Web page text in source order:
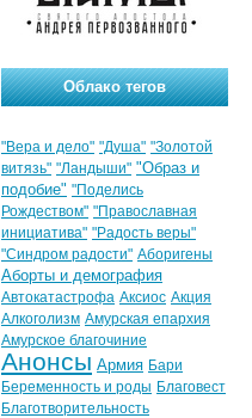
Облако тегов
"Вера и дело" "Душа" "Золотой
витязь" "Ландыши" "Образ и
подобие" "Поделись
Рождеством" "Православная
инициатива" "Радость веры"
"Синдром радости" Аборигены
Аборты и демография
Автокатастрофа Аксиос Акция
Алкоголизм Амурская епархия
Амурское благочиние
Анонсы Армия Бари
Беременность и роды Благовест
Благотворительность